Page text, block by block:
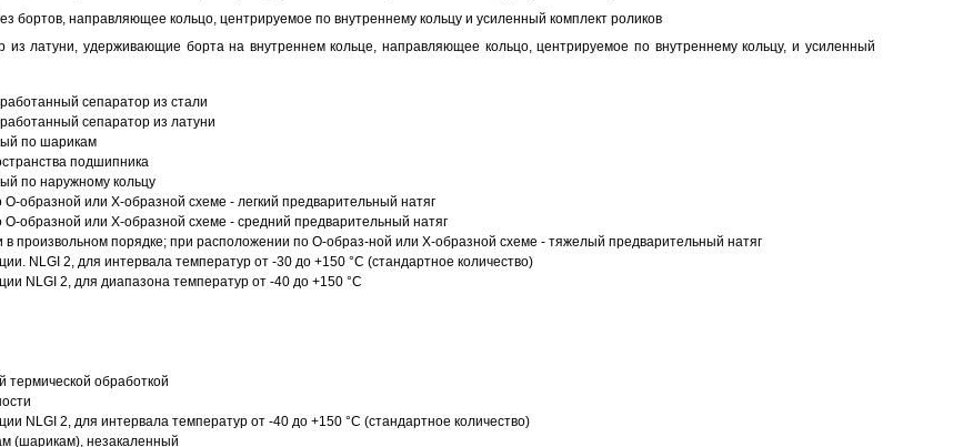
бортов, направляющее кольцо, центрируемое по внутреннему кольцу и усиленный комплект роликов
из латуни, удерживающие борта на внутреннем кольце, направляющее кольцо, центрируемое по внутреннему кольцу, и усиленный
сепаратор из стали
сепаратор из латуни
по шарикам
подшипника
по наружному кольцу
образной или Х-образной схеме - легкий предварительный натяг
образной или Х-образной схеме - средний предварительный натяг
произвольном порядке; при расположении по О-образ-ной или Х-образной схеме - тяжелый предварительный натяг
NLGI 2, для интервала температур от -30 до +150 °C (стандартное количество)
NLGI 2, для диапазона температур от -40 до +150 °C
термической обработкой
NLGI 2, для интервала температур от -40 до +150 °C (стандартное количество)
(шарикам), незакаленный